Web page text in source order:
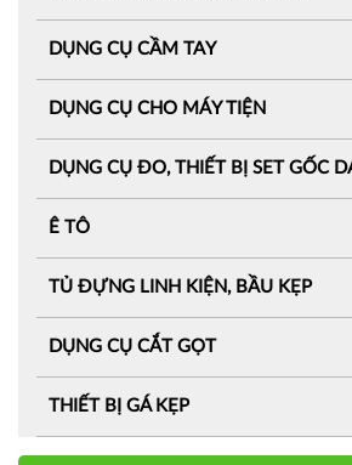
DỤNG CỤ CẦM TAY
DỤNG CỤ CHO MÁY TIỆN
DỤNG CỤ ĐO, THIẾT BỊ SET GỐC
Ê TÔ
TỦ ĐỰNG LINH KIỆN, BẦU KẸP
DỤNG CỤ CẮT GỌT
THIẾT BỊ GÁ KẸP